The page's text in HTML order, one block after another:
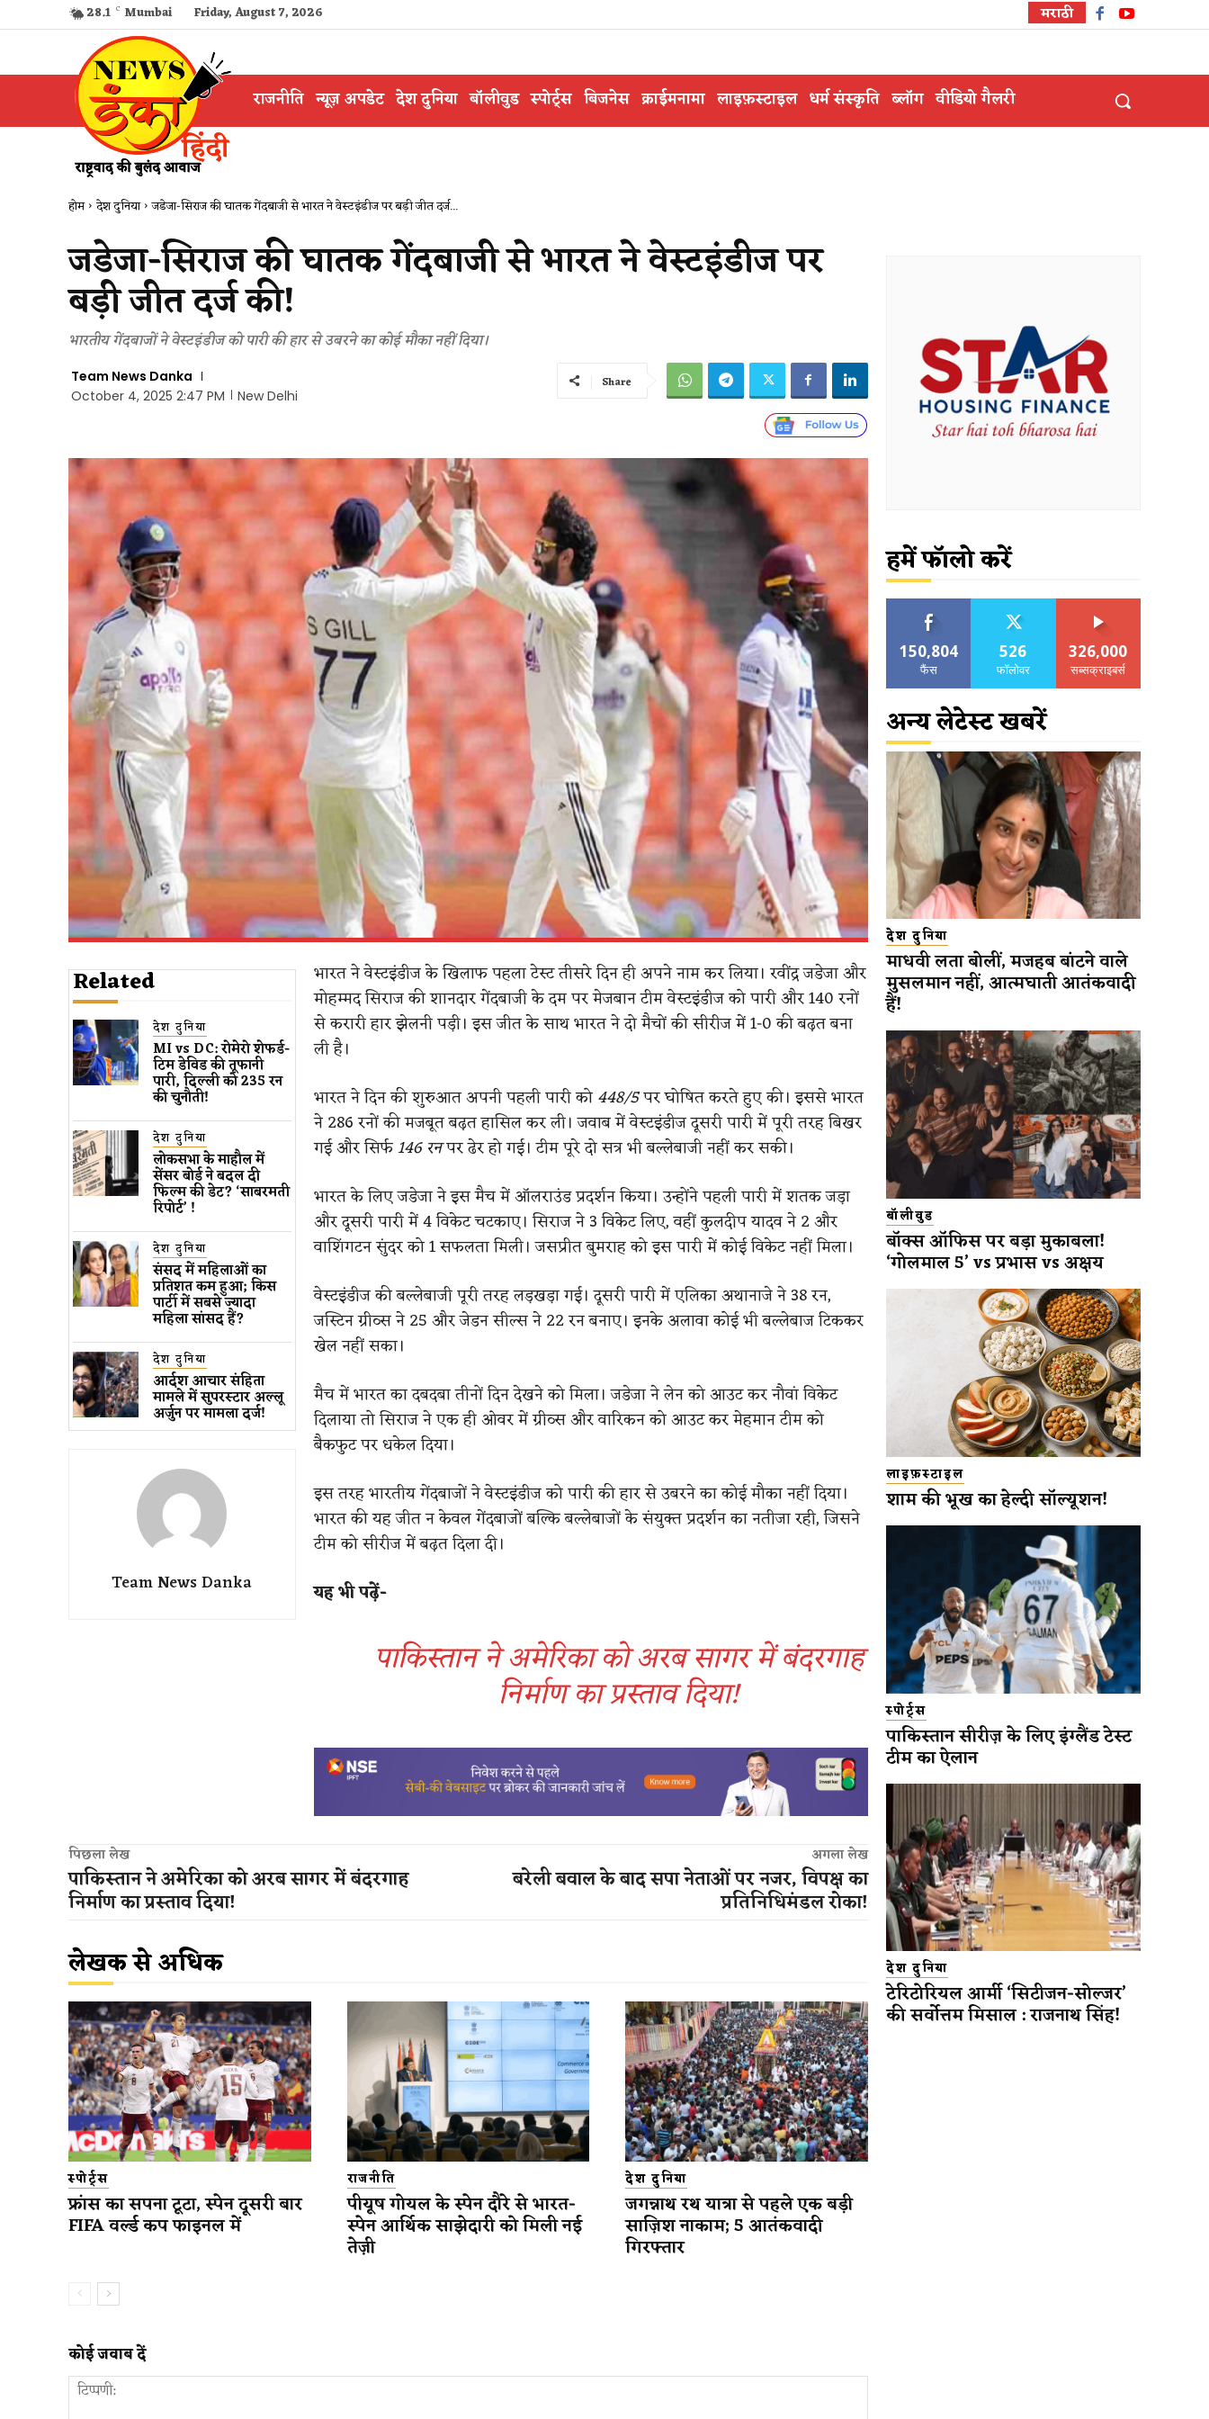
28.1 C Mumbai Friday, August 7, 2026 मराठी
राजनीति न्यूज़ अपडेट देश दुनिया बॉलीवुड स्पोर्ट्स बिजनेस क्राईमनामा लाइफ़स्टाइल धर्म संस्कृति ब्लॉग वीडियो गैलरी
होम देश दुनिया जडेजा-सिराज की घातक गेंदबाजी से भारत ने वेस्टइंडीज पर बड़ी जीत दर्ज...
जडेजा-सिराज की घातक गेंदबाजी से भारत ने वेस्टइंडीज पर
बड़ी जीत दर्ज की​!
भारतीय गेंदबाजों ने वेस्टइंडीज को पारी की हार से उबरने का कोई मौका नहीं दिया।
Team News Danka
October 4, 2025 2:47 PM
New Delhi
Share
Related
देश दुनिया
MI vs DC: रोमेरो शेफर्ड-
टिम डेविड की तूफानी
पारी, दिल्ली को 235 रन
की चुनौती!
देश दुनिया
लोकसभा के माहौल में
सेंसर बोर्ड ने बदल दी
फिल्म की डेट? ‘साबरमती
रिपोर्ट’ !
देश दुनिया
संसद में महिलाओं का
प्रतिशत कम ​हुआ​; किस
पार्टी में सबसे ज्यादा
महिला सांसद हैं?
देश दुनिया
आर्दश आचार संहिता
मामले में सुपरस्टार अल्लू
अर्जुन पर मामला दर्ज!
Team News Danka
भारत ने वेस्टइंडीज के खिलाफ पहला टेस्ट तीसरे दिन ही अपने नाम कर लिया। रवींद्र जडेजा और
मोहम्मद सिराज की शानदार गेंदबाजी के दम पर मेजबान टीम वेस्टइंडीज को पारी और 140 रनों
से करारी हार झेलनी पड़ी। इस जीत के साथ भारत ने दो मैचों की सीरीज में 1-0 की बढ़त बना
ली है।
भारत ने दिन की शुरुआत अपनी पहली पारी को448/5पर घोषित करते हुए की। इससे भारत
ने 286 रनों की मजबूत बढ़त हासिल कर ली। जवाब में वेस्टइंडीज दूसरी पारी में पूरी तरह बिखर
गई और सिर्फ146 रनपर ढेर हो गई। टीम पूरे दो सत्र भी बल्लेबाजी नहीं कर सकी।
भारत के लिए जडेजा ने इस मैच में ऑलराउंड प्रदर्शन किया। उन्होंने पहली पारी में शतक जड़ा
और दूसरी पारी में 4 विकेट चटकाए। सिराज ने 3 विकेट लिए, वहीं कुलदीप यादव ने 2 और
वाशिंगटन सुंदर को 1 सफलता मिली। जसप्रीत बुमराह को इस पारी में कोई विकेट नहीं मिला।
वेस्टइंडीज की बल्लेबाजी पूरी तरह लड़खड़ा गई। दूसरी पारी में एलिका अथानाजे ने 38 रन,
जस्टिन ग्रीव्स ने 25 और जेडन सील्स ने 22 रन बनाए। इनके अलावा कोई भी बल्लेबाज टिककर
खेल नहीं सका।
मैच में भारत का दबदबा तीनों दिन देखने को मिला। जडेजा ने लेन को आउट कर नौवां विकेट
दिलाया तो सिराज ने एक ही ओवर में ग्रीव्स और वारिकन को आउट कर मेहमान टीम को
बैकफुट पर धकेल दिया।
इस तरहभारतीय गेंदबाजों ने वेस्टइंडीज को पारी की हार से उबरने का कोई मौका नहीं दिया।
भारत की यह जीत न केवल गेंदबाजों बल्कि बल्लेबाजों के संयुक्त प्रदर्शन का नतीजा रही, जिसने
टीम को सीरीज में बढ़त दिला दी।
​यह भी पढ़ें-
पाकिस्तान ने अमेरिका को अरब सागर में बंदरगाह
निर्माण का प्रस्ताव दिया​!
पिछला लेख
पाकिस्तान ने अमेरिका को अरब सागर में बंदरगाह
निर्माण का प्रस्ताव दिया​!
अगला लेख
बरेली बवाल के बाद सपा नेताओं पर नजर, विपक्ष का
प्रतिनिधिमंडल रोका!
लेखक से अधिक
स्पोर्ट्स
फ्रांस का सपना टूटा, स्पेन दूसरी बार
FIFA वर्ल्ड कप फाइनल में
राजनीति
पीयूष गोयल के स्पेन दौरे से भारत-
स्पेन आर्थिक साझेदारी को मिली नई
तेज़ी
देश दुनिया
जगन्नाथ रथ यात्रा से पहले एक बड़ी
साज़िश नाकाम; 5 आतंकवादी
गिरफ्तार
कोई जवाब दें
हमें फॉलो करें
150,804
फैंस
526
फॉलोवर
326,000
सब्सक्राइबर्स
अन्य लेटेस्ट खबरें
देश दुनिया
माधवी लता बोलीं, मजहब बांटने वाले
मुसलमान नहीं, आत्मघाती आतंकवादी
हैं!
बॉलीवुड
बॉक्स ऑफिस पर बड़ा मुकाबला!
‘गोलमाल 5’ vs प्रभास vs अक्षय
लाइफ़स्टाइल
शाम की भूख का हेल्दी सॉल्यूशन!
स्पोर्ट्स
पाकिस्तान सीरीज़ के लिए इंग्लैंड टेस्ट
टीम का ऐलान
देश दुनिया
टेरिटोरियल आर्मी ‘सिटीजन-सोल्जर’
की सर्वोत्तम मिसाल : राजनाथ सिंह!